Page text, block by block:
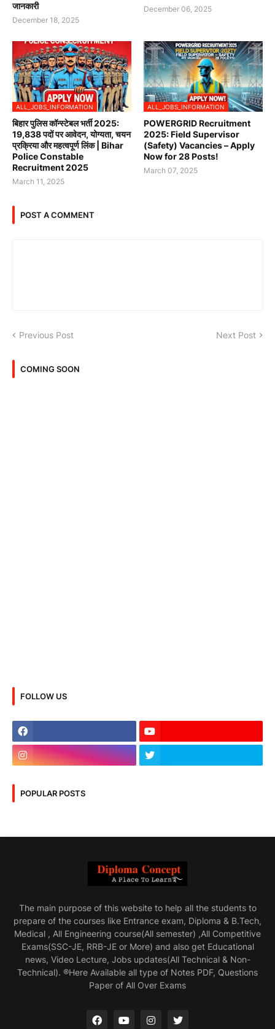
जानकारी
December 18, 2025
December 06, 2025
ALL_JOBS_INFORMATION
बिहार पुलिस कॉन्स्टेबल भर्ती 2025:
19,838 पदों पर आवेदन, योग्यता, चयन
प्रक्रिया और महत्वपूर्ण लिंक | Bihar
Police Constable
Recruitment 2025
March 11, 2025
ALL_JOBS_INFORMATION
POWERGRID Recruitment
2025: Field Supervisor
(Safety) Vacancies – Apply
Now for 28 Posts!
March 07, 2025
POST A COMMENT
Previous Post Next Post
COMING SOON
FOLLOW US
POPULAR POSTS
The main purpose of this website to help all the students to
prepare of the courses like Entrance exam, Diploma & B.Tech,
Medical , All Engineering course(All semester) ,All Competitive
Exams(SSC-JE, RRB-JE or More) and also get Educational
news, Video Lecture, Jobs updates(All Technical & Non-
Technical). ®Here Available all type of Notes PDF, Questions
Paper of All Over Exams